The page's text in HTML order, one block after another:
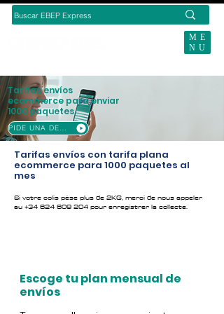
ME
NU
Tarifas envíos
ecommerce para enviar
1000 paquetes
PIDE UNA DEMO
Tarifas envíos con tarifa plana
ecommerce para 1000 paquetes al
mes
Si votre colis pèse plus de 2KG, merci de nous appeler
au +34 624 609 204 pour enregistrer la collecte.
Escoge tu plan mensual de
envíos